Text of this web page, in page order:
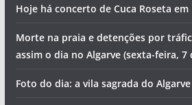
Hoje há concerto de Cuca Roseta
Morte na praia e detenções por
assim o dia no Algarve (sexta-feira, 7
Foto do dia: a vila sagrada do Algarve